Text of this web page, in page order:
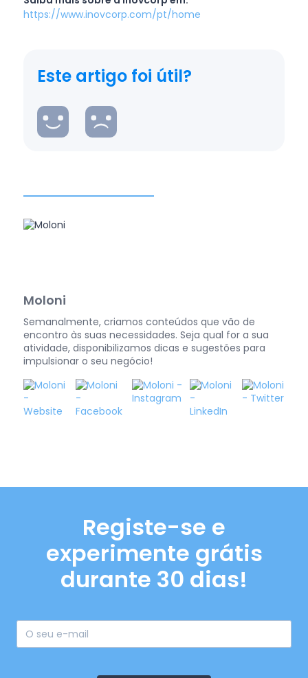
https://www.inovcorp.com/pt/home
Este artigo foi útil?
Moloni
Semanalmente, criamos conteúdos que vão de
encontro às suas necessidades. Seja qual for a sua
atividade, disponibilizamos dicas e sugestões para
impulsionar o seu negócio!
Registe-se e
experimente grátis
durante 30 dias!